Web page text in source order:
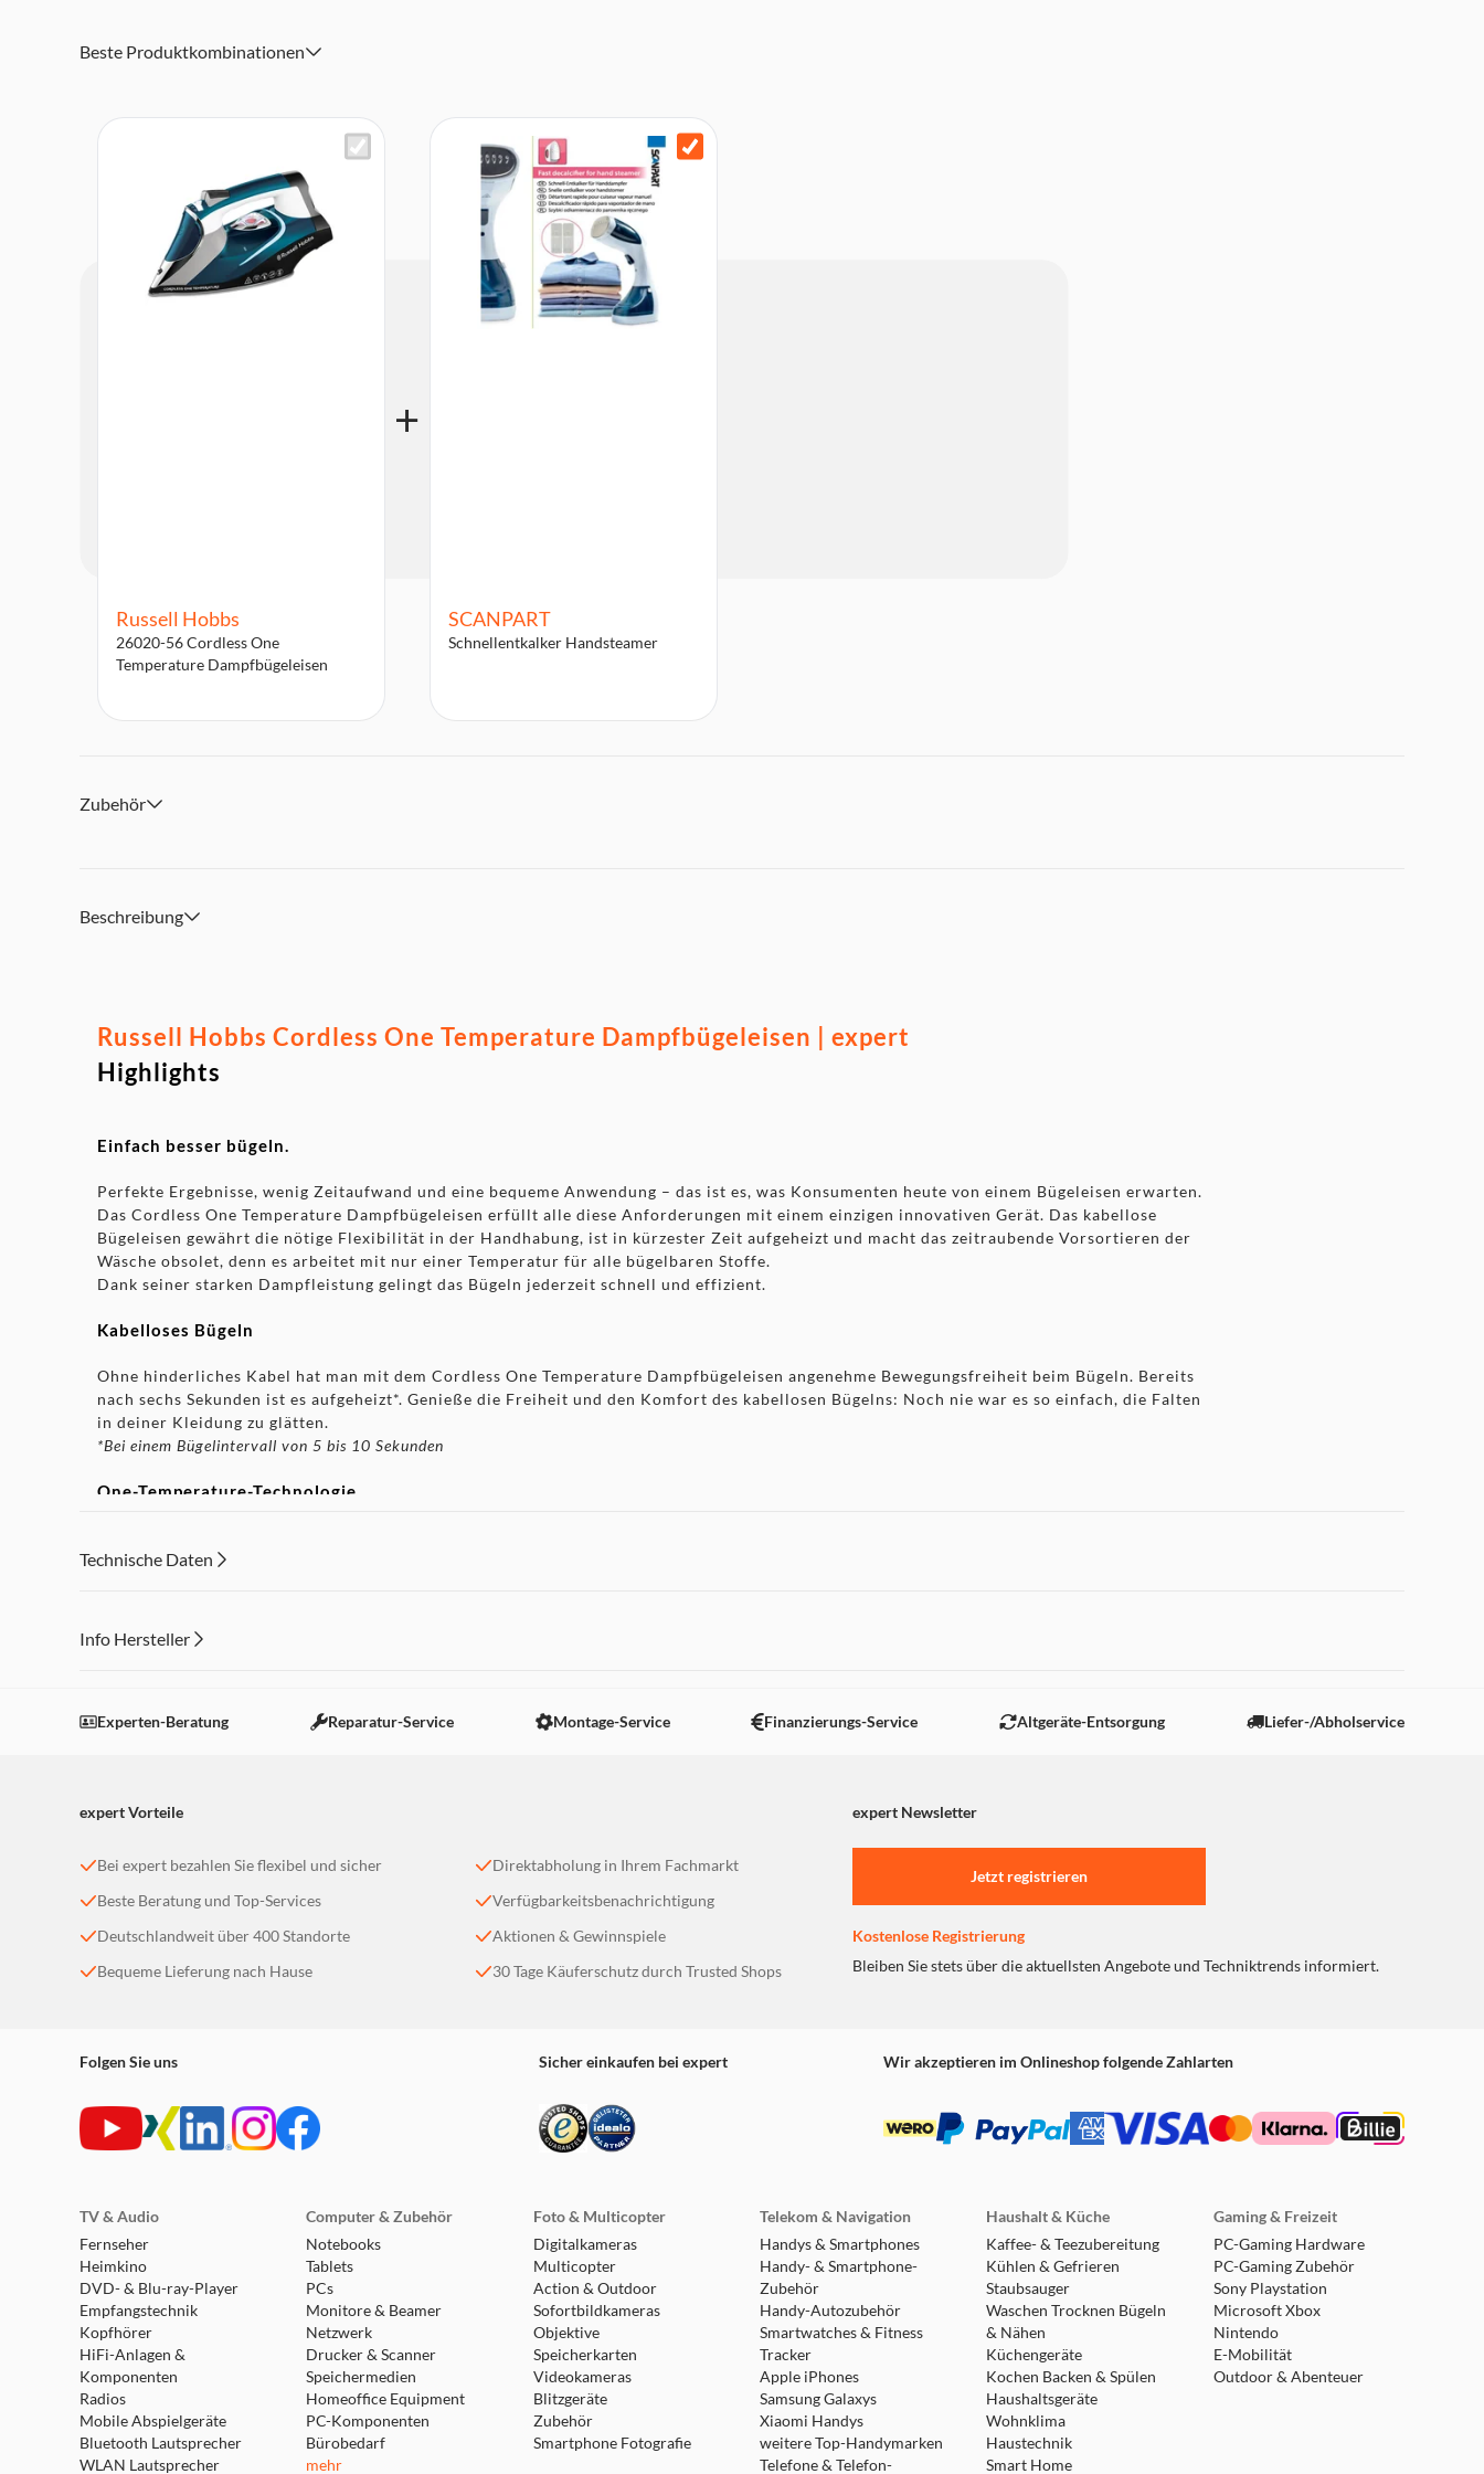
Beste Produktkombinationen
Russell Hobbs
26020-56 Cordless One
Temperature Dampfbügeleisen
SCANPART
Schnellentkalker Handsteamer
Zubehör
Beschreibung
Russell Hobbs Cordless One Temperature Dampfbügeleisen | expert
Highlights
Einfach besser bügeln.
Perfekte Ergebnisse, wenig Zeitaufwand und eine bequeme Anwendung – das ist es, was Konsumenten heute von einem Bügeleisen erwarten.
Das Cordless One Temperature Dampfbügeleisen erfüllt alle diese Anforderungen mit einem einzigen innovativen Gerät. Das kabellose
Bügeleisen gewährt die nötige Flexibilität in der Handhabung, ist in kürzester Zeit aufgeheizt und macht das zeitraubende Vorsortieren der
Wäsche obsolet, denn es arbeitet mit nur einer Temperatur für alle bügelbaren Stoffe.
Dank seiner starken Dampfleistung gelingt das Bügeln jederzeit schnell und effizient.
Kabelloses Bügeln
Ohne hinderliches Kabel hat man mit dem Cordless One Temperature Dampfbügeleisen angenehme Bewegungsfreiheit beim Bügeln. Bereits
nach sechs Sekunden ist es aufgeheizt*. Genieße die Freiheit und den Komfort des kabellosen Bügelns: Noch nie war es so einfach, die Falten
in deiner Kleidung zu glätten.
*Bei einem Bügelintervall von 5 bis 10 Sekunden
One-Temperature-Technologie
trennen. Das Cordless One Temperature Dampfbügeleisen verfügt über die One-Temperature-Technologie, du kannst also alle bügelbaren
Starke Leistung
Technische Daten
Info Hersteller
Einstellungen anpassen
Experten-Beratung Reparatur-Service Montage-Service Finanzierungs-Service Altgeräte-Entsorgung Liefer-/Abholservice
expert Vorteile expert Newsletter
Bei expert bezahlen Sie flexibel und sicher
Beste Beratung und Top-Services
Deutschlandweit über 400 Standorte
Bequeme Lieferung nach Hause
Direktabholung in Ihrem Fachmarkt
Verfügbarkeitsbenachrichtigung
Aktionen & Gewinnspiele
30 Tage Käuferschutz durch Trusted Shops
Jetzt registrieren
Kostenlose Registrierung
Bleiben Sie stets über die aktuellsten Angebote und Techniktrends informiert.
Folgen Sie uns Sicher einkaufen bei expert Wir akzeptieren im Onlineshop folgende Zahlarten
TV & Audio
Fernseher
Heimkino
DVD- & Blu-ray-Player
Empfangstechnik
Kopfhörer
HiFi-Anlagen &
Komponenten
Radios
Mobile Abspielgeräte
Bluetooth Lautsprecher
WLAN Lautsprecher
Computer & Zubehör
Notebooks
Tablets
PCs
Monitore & Beamer
Netzwerk
Drucker & Scanner
Speichermedien
Homeoffice Equipment
PC-Komponenten
Bürobedarf
mehr
Foto & Multicopter
Digitalkameras
Multicopter
Action & Outdoor
Sofortbildkameras
Objektive
Speicherkarten
Videokameras
Blitzgeräte
Zubehör
Smartphone Fotografie
Telekom & Navigation
Handys & Smartphones
Handy- & Smartphone-
Zubehör
Handy-Autozubehör
Smartwatches & Fitness
Tracker
Apple iPhones
Samsung Galaxys
Xiaomi Handys
weitere Top-Handymarken
Telefone & Telefon-
Haushalt & Küche
Kaffee- & Teezubereitung
Kühlen & Gefrieren
Staubsauger
Waschen Trocknen Bügeln
& Nähen
Küchengeräte
Kochen Backen & Spülen
Haushaltsgeräte
Wohnklima
Haustechnik
Smart Home
Gaming & Freizeit
PC-Gaming Hardware
PC-Gaming Zubehör
Sony Playstation
Microsoft Xbox
Nintendo
E-Mobilität
Outdoor & Abenteuer